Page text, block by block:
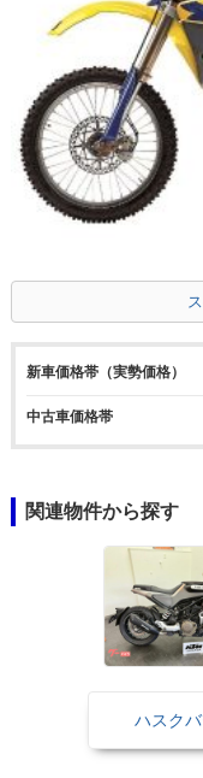
新車価格帯（実勢価格）
中古車価格帯
関連物件から探す
ハスク